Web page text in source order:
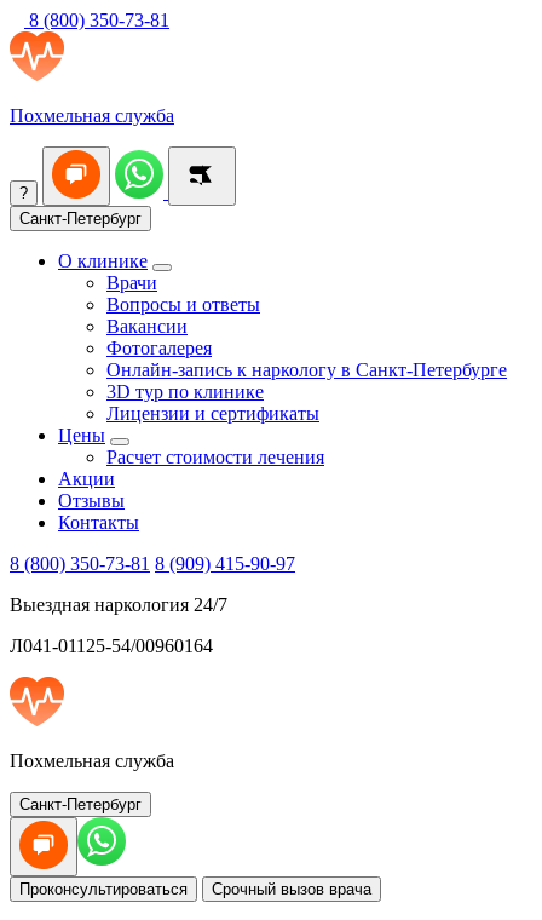
8 (800) 350-73-81
Похмельная служба
?
Санкт-Петербург
О клинике
Врачи
Вопросы и ответы
Вакансии
Фотогалерея
Онлайн-запись к наркологу в Санкт-Петербурге
3D тур по клинике
Лицензии и сертификаты
Цены
Расчет стоимости лечения
Акции
Отзывы
Контакты
8 (800) 350-73-81 8 (909) 415-90-97
Выездная наркология 24/7
Л041-01125-54/00960164
Похмельная служба
Санкт-Петербург
Проконсультироваться Срочный вызов врача